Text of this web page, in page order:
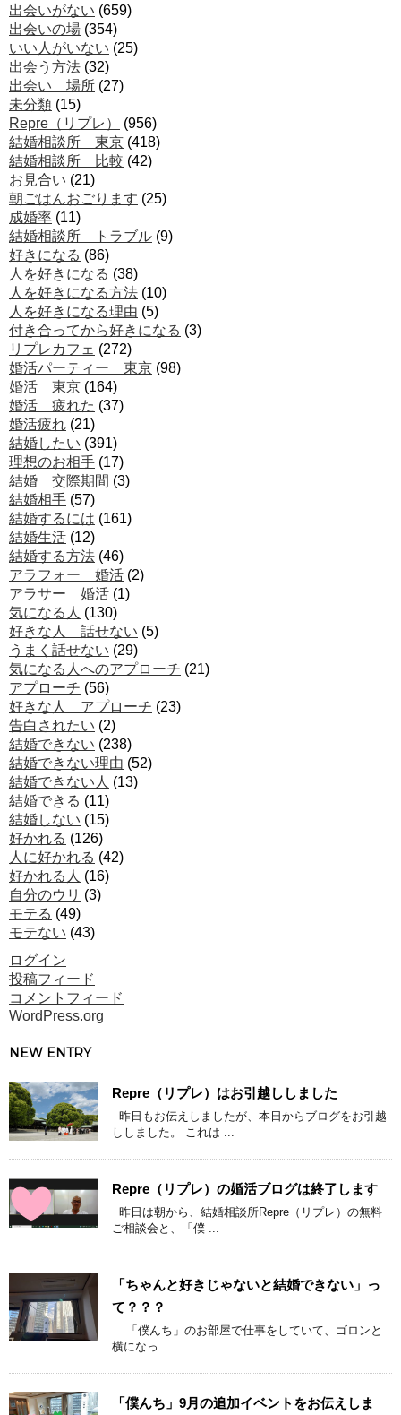
出会いがない (659)
出会いの場 (354)
いい人がいない (25)
出会う方法 (32)
出会い 場所 (27)
未分類 (15)
Repre（リプレ）
(956)
結婚相談所 東京 (418)
結婚相談所 比較 (42)
お見合い (21)
朝ごはんおごります (25)
成婚率 (11)
結婚相談所 トラブル (9)
好きになる (86)
人を好きになる (38)
人を好きになる方法 (10)
人を好きになる理由 (5)
付き合ってから好きになる (3)
リプレカフェ (272)
婚活パーティー 東京 (98)
婚活 東京 (164)
婚活 疲れた (37)
婚活疲れ (21)
結婚したい (391)
理想のお相手 (17)
結婚 交際期間 (3)
結婚相手 (57)
結婚するには (161)
結婚生活 (12)
結婚する方法 (46)
アラフォー 婚活 (2)
アラサー 婚活 (1)
気になる人 (130)
好きな人 話せない (5)
うまく話せない (29)
気になる人へのアプローチ (21)
アプローチ (56)
好きな人 アプローチ (23)
告白されたい (2)
結婚できない (238)
結婚できない理由 (52)
結婚できない人 (13)
結婚できる (11)
結婚しない (15)
好かれる (126)
人に好かれる (42)
好かれる人 (16)
自分のウリ (3)
モテる (49)
モテない (43)
ログイン
投稿フィード
コメントフィード
WordPress.org
NEW ENTRY
Repre（リプレ）はお引越ししました
昨日もお伝えしましたが、本日からブログをお引越
ししました。 これは ...
Repre（リプレ）の婚活ブログは終了します
昨日は朝から、結婚相談所Repre（リプレ）の無料
ご相談会と、「僕 ...
「ちゃんと好きじゃないと結婚できない」っ
て？？？
「僕んち」のお部屋で仕事をしていて、ゴロンと
横になっ ...
「僕んち」9月の追加イベントをお伝えしま